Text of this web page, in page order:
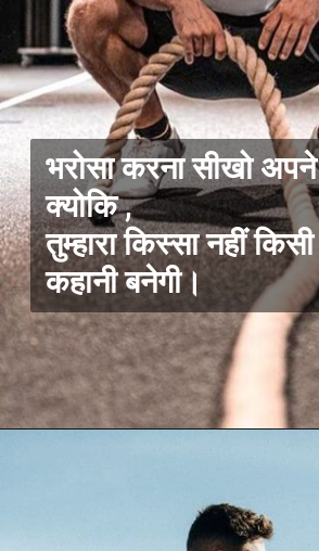
भरोसा करना सीखो
क्योकि ,
तुम्हारा किस्सा नहीं
कहानी बनेगी।